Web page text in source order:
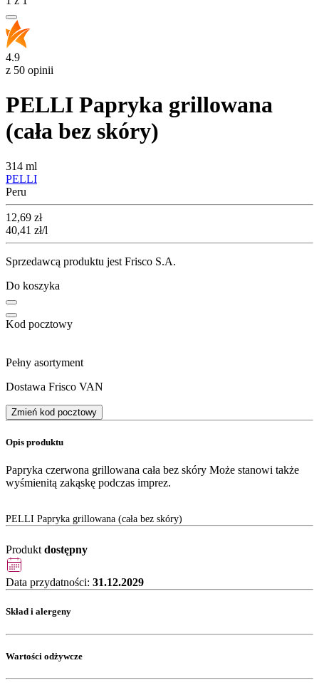
4.9
z 50 opinii
PELLI Papryka grillowana
(cała bez skóry)
314 ml
PELLI
Peru
Cena
12,69 zł
40,41 zł/l
Sprzedawcą produktu jest Frisco S.A.
Do koszyka
Kod pocztowy
Pełny asortyment
Dostawa Frisco VAN
Zmień kod pocztowy
Opis produktu
Papryka czerwona grillowana cała bez skóry Może stanowi także
wyśmienitą zakąskę podczas imprez.
PELLI Papryka grillowana (cała bez skóry)
Produkt dostępny
Data przydatności: 31.12.2029
Skład i alergeny
Wartości odżywcze